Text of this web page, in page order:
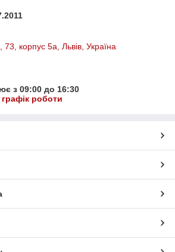
корпус 5а, Львів, Україна
з 09:00 до 16:30
роботи